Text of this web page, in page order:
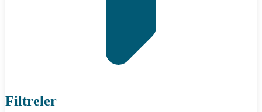
Filtreler